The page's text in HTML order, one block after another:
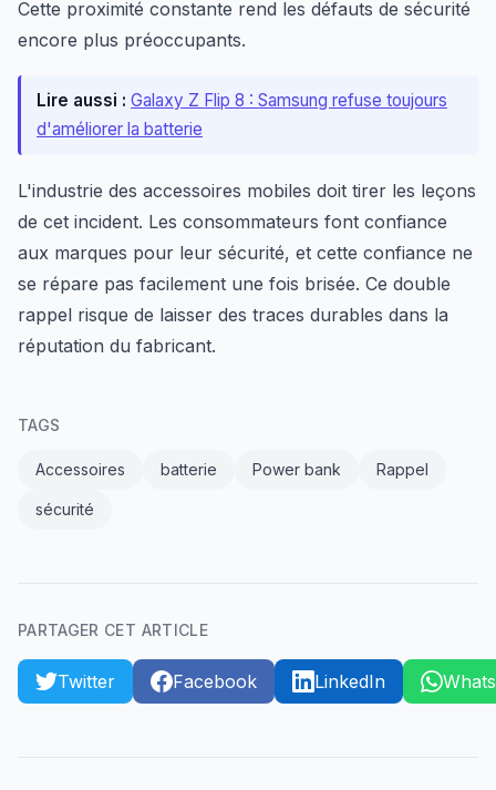
Cette proximité constante rend les défauts de sécurité
encore plus préoccupants.
Lire aussi : Galaxy Z Flip 8 : Samsung refuse toujours
d'améliorer la batterie
L'industrie des accessoires mobiles doit tirer les leçons
de cet incident. Les consommateurs font confiance
aux marques pour leur sécurité, et cette confiance ne
se répare pas facilement une fois brisée. Ce double
rappel risque de laisser des traces durables dans la
réputation du fabricant.
TAGS
Accessoires batterie Power bank Rappel
sécurité
PARTAGER CET ARTICLE
Twitter Facebook LinkedIn